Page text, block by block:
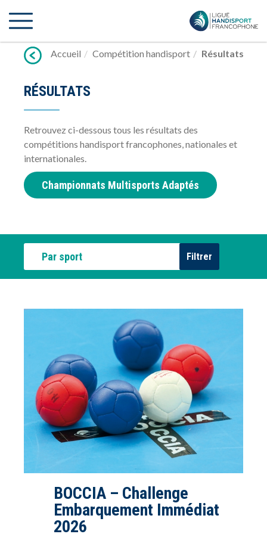
vers
Accueil
Compétition handisport Résultats
RÉSULTATS
Retrouvez ci-dessous tous les résultats des
compétitions handisport francophones, nationales et
internationales.
Championnats Multisports Adaptés
Par sport Filtrer
BOCCIA – Challenge
Embarquement Immédiat
2026